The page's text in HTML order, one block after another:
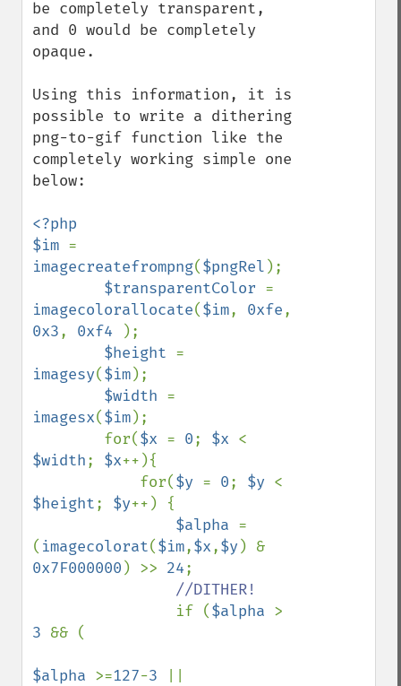
be completely transparent,
and 0 would be completely
opaque.
Using this information, it is
possible to write a dithering
png-to-gif function like the
completely working simple one
below:
<?php
$im
imagecreatefrompng($pngRel );
$transparentColor
imagecolorallocate($im, 0xfe
0x3, 0xf4
);
$height
imagesy($im);
$width
imagesx($im);
        for(
$x = 0; $x
$width; $x++){
            for(
$y = 0; $y
$height; $y++) {
$alpha =
( imagecolorat($im,$x,$y
0x7F000000 ) >> 24;
//DITHER!
if ($alpha
3 && (
$alpha >=127-3